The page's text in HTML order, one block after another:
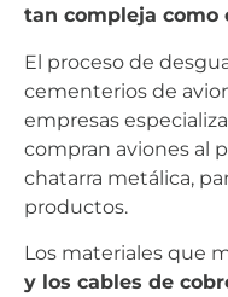
tan compleja como
El proceso de
cementerios de
empresas
compran aviones al
chatarra metálica,
productos.
Los materiales que
y los cables de